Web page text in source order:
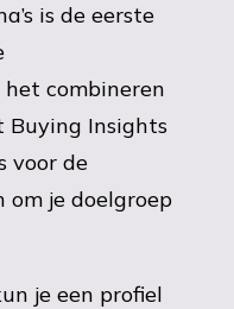
is de eerste
combineren
Buying Insights
voor de
om je doelgroep
je een profiel